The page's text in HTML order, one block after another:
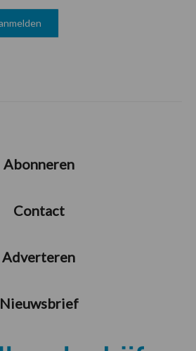
Abonneren
Contact
Adverteren
Nieuwsbrief